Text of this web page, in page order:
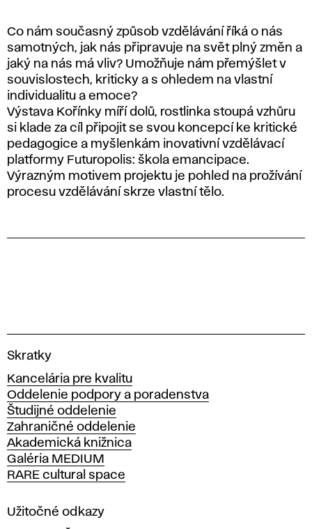
Co nám současný způsob vzdělávání říká o nás
samotných, jak nás připravuje na svět plný změn a
jaký na nás má vliv? Umožňuje nám přemýšlet v
souvislostech, kriticky a s ohledem na vlastní
individualitu a emoce?
Výstava Kořínky míří dolů, rostlinka stoupá vzhůru
si klade za cíl připojit se svou koncepcí ke kritické
pedagogice a myšlenkám inovativní vzdělávací
platformy Futuropolis: škola emancipace.
Výrazným motivem projektu je pohled na prožívání
procesu vzdělávání skrze vlastní tělo.
V
s
o
k
á
š
k
o
a
Skratky
Kancelária pre kvalitu
Oddelenie podpory a poradenstva
Študijné oddelenie
Zahraničné oddelenie
Akademická knižnica
Galéria MEDIUM
RARE cultural space
Užitočné odkazy